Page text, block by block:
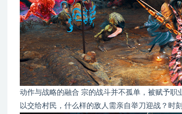
动作与战略的融合 宗的战斗并不孤单，被赋予
以交给村民，什么样的敌人需亲自举刀迎战？时